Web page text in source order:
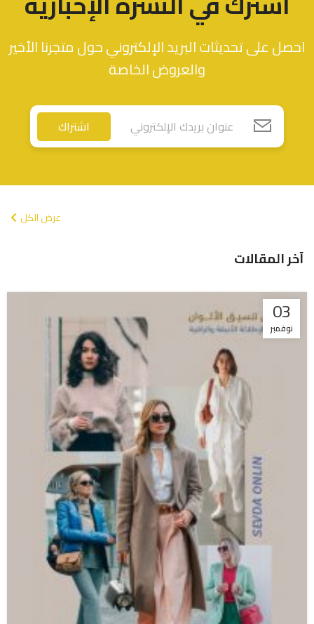
احصل على تحديثات البريد الإلكتروني حول متجرنا الأخير
والعروض الخاصة
اشتراك
عرض الكل
آخر المقالات
03
نوفمبر